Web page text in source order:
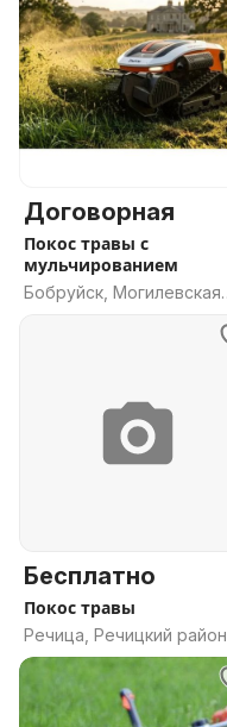
Договорная
Покос травы с
мульчированием
Бобруйск, Могилевская
Бесплатно
Покос травы
Речица, Речицкий район,
Гомельская область